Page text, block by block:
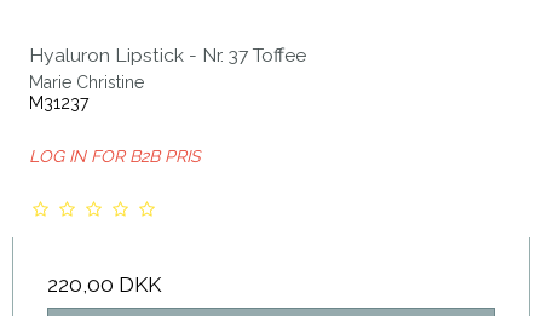
Hyaluron Lipstick - Nr. 37 Toffee
Marie Christine
M31237
LOG IN FOR B2B PRIS
220,00 DKK